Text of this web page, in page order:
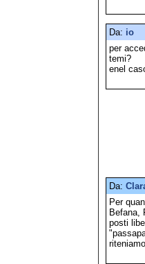
Da: io
per
temi?
enel
Da:
Per
Befana,
posti